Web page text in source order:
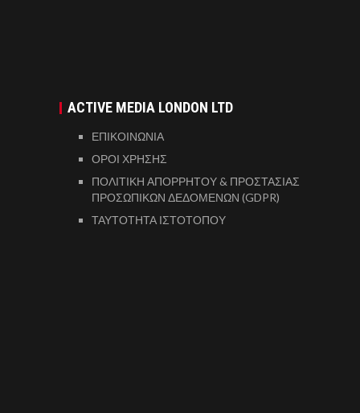
ACTIVE MEDIA LONDON LTD
ΕΠΙΚΟΙΝΩΝΙΑ
ΟΡΟΙ ΧΡΗΣΗΣ
ΠΟΛΙΤΙΚΗ ΑΠΟΡΡΗΤΟΥ & ΠΡΟΣΤΑΣΙΑΣ
ΠΡΟΣΩΠΙΚΩΝ ΔΕΔΟΜΕΝΩΝ (GDPR)
ΤΑΥΤΟΤΗΤΑ ΙΣΤΟΤΟΠΟΥ